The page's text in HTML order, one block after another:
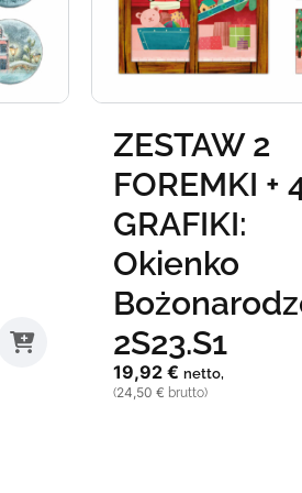
ZESTAW 2
FOREMKI +
GRAFIKI:
Okienko
2S23.S1
19,92 € netto,
(24,50 € brutto)